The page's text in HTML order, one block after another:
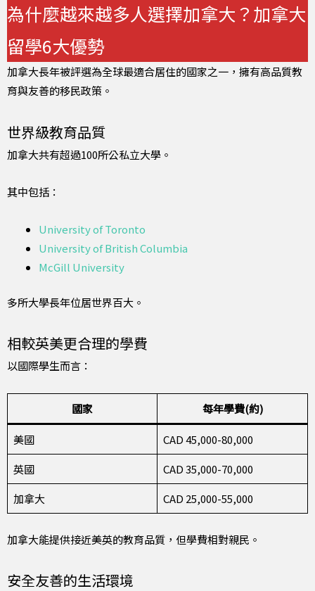
為什麼越來越多人選擇加拿大？加拿大
留學6大優勢
加拿大長年被評選為全球最適合居住的國家之一，擁有高品質教
育與友善的移民政策。
世界級教育品質
加拿大共有超過100所公私立大學。
其中包括：
University of Toronto
University of British Columbia
McGill University
多所大學長年位居世界百大。
相較英美更合理的學費
以國際學生而言：
國家 每年學費(約)
美國
CAD 45,000-80,000
英國
CAD 35,000-70,000
加拿大
CAD 25,000-55,000
加拿大能提供接近美英的教育品質，但學費相對親民。
安全友善的生活環境